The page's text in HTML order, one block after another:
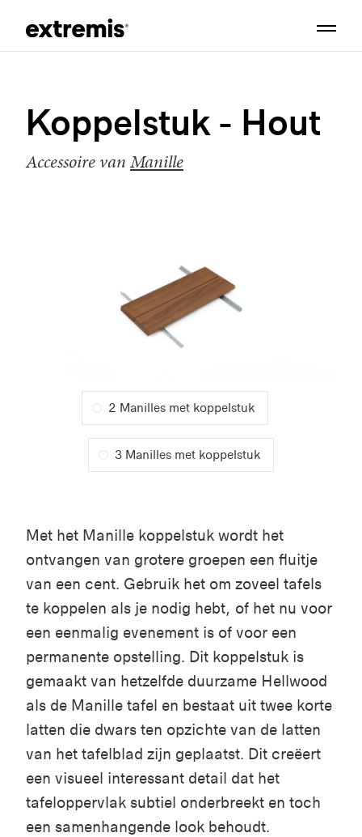
Koppelstuk - Hout
Accessoire van Manille
2 Manilles met koppelstuk
3 Manilles met koppelstuk
Met het Manille koppelstuk wordt het
ontvangen van grotere groepen een fluitje
van een cent. Gebruik het om zoveel tafels
te koppelen als je nodig hebt, of het nu voor
een eenmalig evenement is of voor een
permanente opstelling. Dit koppelstuk is
gemaakt van hetzelfde duurzame Hellwood
als de Manille tafel en bestaat uit twee korte
latten die dwars ten opzichte van de latten
van het tafelblad zijn geplaatst. Dit creëert
een visueel interessant detail dat het
tafeloppervlak subtiel onderbreekt en toch
een samenhangende look behoudt.